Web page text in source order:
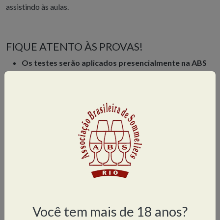
assistindo às aulas.
FIQUE ATENTO ÀS PROVAS!
Os testes serão aplicados presencialmente na ABS
O aluno que não comparecer a uma das provas poderá
realizar a prova substitutiva (Prova 3) ao final do módulo,
na data estipulada, mediante solicitação por e-mail e
pagamento de taxa (consultar a Secretaria).
O aluno que deixar de fazer duas provas, indispensáveis
Você tem mais de 18 anos?